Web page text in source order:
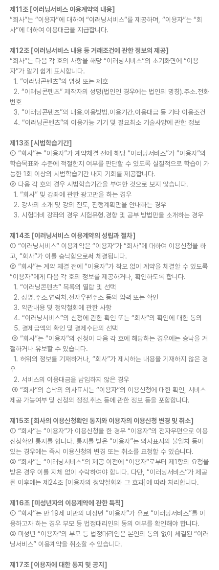
제11조 [이러닝서비스 이용계약의 내용]
“회사”는 “이용자”에 대하여 “이러닝서비스”를 제공하며, “이용자”는 “회
사”에 대하여 이용대금을 지급합니다.
제12조 [이러닝서비스 내용 등 거래조건에 관한 정보의 제공]
“회사”는 다음 각 호의 사항을 해당 “이러닝서비스”의 초기화면에 “이용
자”가 알기 쉽게 표시합니다.
1. “이러닝콘텐츠”의 명칭 또는 제호
2. “이러닝콘텐츠” 제작자의 성명(법인인 경우에는 법인의 명칭).주소.전화
번호
3. “이러닝콘텐츠”의 내용.이용방법.이용기간.이용대금 등 기타 이용조건
4. “이러닝콘텐츠”의 이용가능 기기 및 필요최소 기술사양에 관한 정보
제13조 [시범학습기간]
① “회사”는 “이용자”가 계약체결 전에 해당 “이러닝서비스”가 “이용자”의
학습목표와 수준에 적절한지 여부를 판단할 수 있도록 실질적으로 학습이 가
능한 1회 이상의 시범학습기간 내지 기회를 제공합니다.
② 다음 각 호의 경우 시범학습기간을 부여한 것으로 보지 않습니다.
1. “회사” 및 강좌에 관한 광고만을 하는 경우
2. 강사의 소개 및 강의 진도, 진행계획만을 안내하는 경우
3. 시험대비 강좌의 경우 시험유형.경향 및 공부 방법만을 소개하는 경우
제14조 [이러닝서비스 이용계약의 성립과 절차]
① “이러닝서비스” 이용계약은 “이용자”가 “회사”에 대하여 이용신청을 하
고, “회사”가 이를 승낙함으로써 체결됩니다.
② “회사”는 계약 체결 전에 “이용자”가 착오 없이 계약을 체결할 수 있도록
“이용자”에게 다음 각 호의 정보를 제공하거나, 확인하도록 합니다.
1. “이러닝콘텐츠” 목록의 열람 및 선택
2. 성명.주소.연락처.전자우편주소 등의 입력 또는 확인
3. 약관내용 및 청약철회에 관한 사항
4. “이러닝서비스”의 신청에 관한 확인 또는 “회사”의 확인에 대한 동의
5. 결제금액의 확인 및 결제수단의 선택
③ “회사”는 “이용자”의 신청이 다음 각 호에 해당하는 경우에는 승낙을 거
절하거나 유보할 수 있습니다.
1. 허위의 정보를 기재하거나, “회사”가 제시하는 내용을 기재하지 않은 경
우
2. 서비스의 이용대금을 납입하지 않은 경우
④ “회사”의 승낙의 의사표시는 “이용자”의 이용신청에 대한 확인, 서비스
제공 가능여부 및 신청의 정정.취소 등에 관한 정보 등을 포함합니다.
제15조 [회사의 이용신청확인 통지와 이용자의 이용신청 변경 및 취소]
① “회사”는 “이용자”가 이용신청을 한 경우 “이용자”의 전자우편으로 이용
신청확인 통지를 합니다. 통지를 받은 “이용자”는 의사표시의 불일치 등이
있는 경우에는 즉시 이용신청의 변경 또는 취소를 요청할 수 있습니다.
② “회사”는 “이러닝서비스”의 제공 이전에 “이용자”로부터 제1항의 요청을
받은 경우 이를 지체 없이 수락하여야 합니다. 다만, “이러닝서비스”가 제공
된 이후에는 제24조 [이용자의 청약철회와 그 효과]에 따라 처리합니다.
제16조 [미성년자의 이용계약에 관한 특칙]
① “회사”는 만 19세 미만의 미성년 “이용자”가 유료 “이러닝서비스”를 이
용하고자 하는 경우 부모 등 법정대리인의 동의 여부를 확인해야 합니다.
② 미성년 “이용자”의 부모 등 법정대리인은 본인의 동의 없이 체결된 “이러
닝서비스” 이용계약을 취소할 수 있습니다.
제17조 [이용자에 대한 통지 및 공지]